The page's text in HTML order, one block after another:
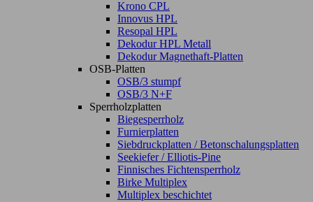
Krono CPL
Innovus HPL
Resopal HPL
Dekodur HPL Metall
Dekodur Magnethaft-Platten
OSB-Platten
OSB/3 stumpf
OSB/3 N+F
Sperrholzplatten
Biegesperrholz
Furnierplatten
Siebdruckplatten / Betonschalungsplatten
Seekiefer / Elliotis-Pine
Finnisches Fichtensperrholz
Birke Multiplex
Multiplex beschichtet